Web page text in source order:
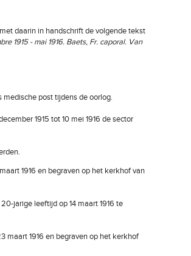
daarin in handschrift de volgende tekst
1915 - mai 1916. Baets, Fr. caporal. Van
post tijdens de oorlog.
1915 tot 10 mei 1916 de sector
1916 en begraven op het kerkhof van
jarige leeftijd op 14 maart 1916 te
maart 1916 en begraven op het kerkhof